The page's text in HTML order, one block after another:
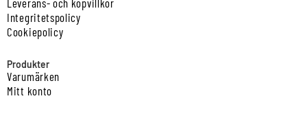
Integritetspolicy
Cookiepolicy
Produkter
Varumärken
Mitt konto